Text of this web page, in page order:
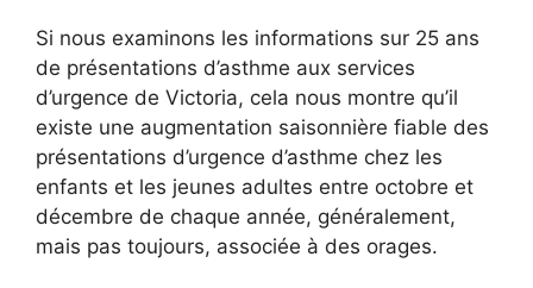
Si nous examinons les informations sur 25 ans
de présentations d’asthme aux services
d’urgence de Victoria, cela nous montre qu’il
existe une augmentation saisonnière fiable des
présentations d’urgence d’asthme chez les
enfants et les jeunes adultes entre octobre et
décembre de chaque année, généralement,
mais pas toujours, associée à des orages.